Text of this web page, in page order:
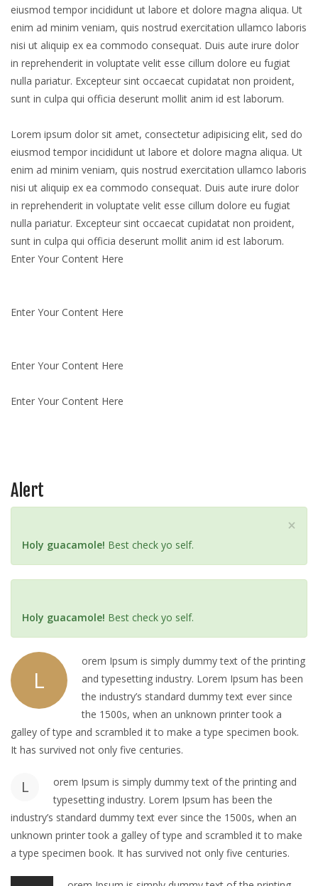
eiusmod tempor incididunt ut labore et dolore magna aliqua. Ut
enim ad minim veniam, quis nostrud exercitation ullamco laboris
nisi ut aliquip ex ea commodo consequat. Duis aute irure dolor
in reprehenderit in voluptate velit esse cillum dolore eu fugiat
nulla pariatur. Excepteur sint occaecat cupidatat non proident,
sunt in culpa qui officia deserunt mollit anim id est laborum.
Lorem ipsum dolor sit amet, consectetur adipisicing elit, sed do
eiusmod tempor incididunt ut labore et dolore magna aliqua. Ut
enim ad minim veniam, quis nostrud exercitation ullamco laboris
nisi ut aliquip ex ea commodo consequat. Duis aute irure dolor
in reprehenderit in voluptate velit esse cillum dolore eu fugiat
nulla pariatur. Excepteur sint occaecat cupidatat non proident,
sunt in culpa qui officia deserunt mollit anim id est laborum.
Enter Your Content Here
Enter Your Content Here
Enter Your Content Here
Enter Your Content Here
Alert
×
s
e
Holy guacamole! Best check yo self.
Holy guacamole! Best check yo self.
L
orem Ipsum is simply dummy text of the printing
and typesetting industry. Lorem Ipsum has been
the industry’s standard dummy text ever since
the 1500s, when an unknown printer took a
galley of type and scrambled it to make a type specimen book.
It has survived not only five centuries.
L
orem Ipsum is simply dummy text of the printing and
typesetting industry. Lorem Ipsum has been the
industry’s standard dummy text ever since the 1500s, when an
unknown printer took a galley of type and scrambled it to make
a type specimen book. It has survived not only five centuries.